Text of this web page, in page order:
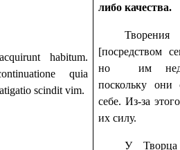
habitum.
quia
scindit vim.
либо качества.
Творения
[посредством
но
им
поскольку они
себе. Из-за
их силу.
У